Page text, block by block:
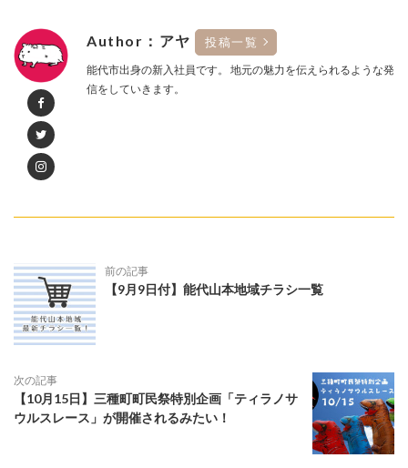
Author：アヤ 投稿一覧
能代市出身の新入社員です。 地元の魅力を伝えられるような発
信をしていきます。
前の記事
【9月9日付】能代山本地域チラシ一覧
次の記事
【10月15日】三種町町民祭特別企画「ティラノサ
ウルスレース」が開催されるみたい！